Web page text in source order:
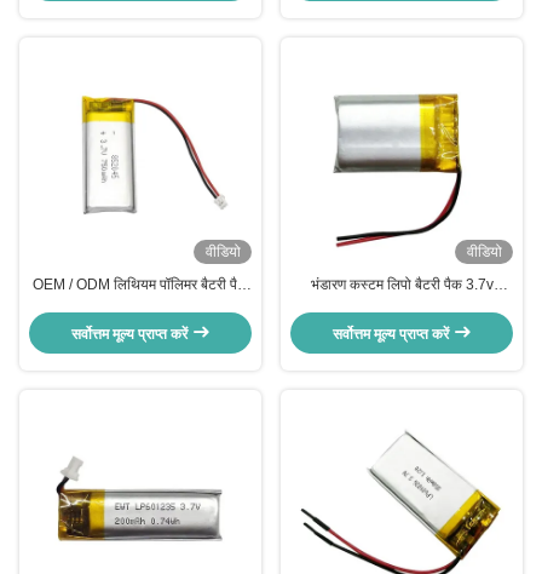
वीडियो
OEM / ODM लिथियम पॉलिमर बैटरी पैक
सर्वोत्तम मूल्य प्राप्त करें
वीडियो
भंडारण कस्टम लिपो बैटरी पैक 3.7v
सर्वोत्तम मूल्य प्राप्त करें